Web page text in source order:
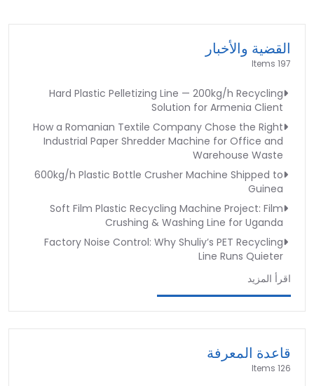
القضية والأخبار
197 Items
Hard Plastic Pelletizing Line — 200kg/h Recycling
Solution for Armenia Client
How a Romanian Textile Company Chose the Right
Industrial Paper Shredder Machine for Office and
Warehouse Waste
600kg/h Plastic Bottle Crusher Machine Shipped to
Guinea
Soft Film Plastic Recycling Machine Project: Film
Crushing & Washing Line for Uganda
Factory Noise Control: Why Shuliy’s PET Recycling
Line Runs Quieter
اقرأ المزيد
قاعدة المعرفة
126 Items